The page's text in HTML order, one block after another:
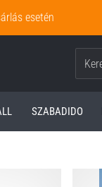
esetén
SZABADIDO